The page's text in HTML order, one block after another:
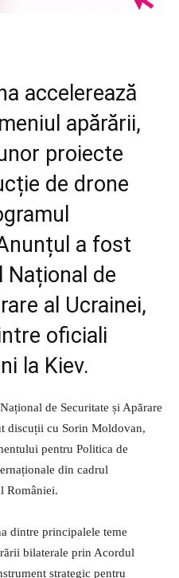
accelerează
apărării,
proiecte
de drone
a fost
Național de
al Ucrainei,
oficiali
la Kiev.
de Securitate și Apărare
discuții cu Sorin Moldovan,
pentru Politica de
din cadrul
României.
dintre principalele teme
bilaterale prin Acordul
strategic pentru